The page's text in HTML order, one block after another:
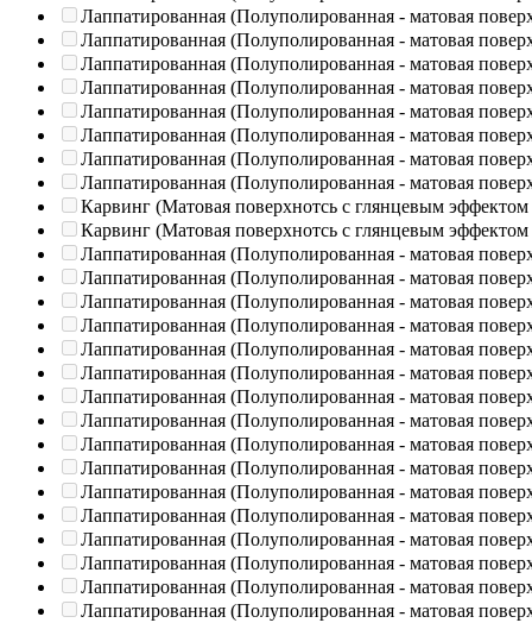
Лаппатированная (Полуполированная - матовая
Лаппатированная (Полуполированная - матовая
Лаппатированная (Полуполированная - матовая
Лаппатированная (Полуполированная - матовая
Лаппатированная (Полуполированная - матовая
Лаппатированная (Полуполированная - матовая
Лаппатированная (Полуполированная - матовая
Лаппатированная (Полуполированная - матовая
Карвинг (Матовая поверхнотсь с глянцевым эффектом
Карвинг (Матовая поверхнотсь с глянцевым эффектом
Лаппатированная (Полуполированная - матовая
Лаппатированная (Полуполированная - матовая
Лаппатированная (Полуполированная - матовая
Лаппатированная (Полуполированная - матовая
Лаппатированная (Полуполированная - матовая
Лаппатированная (Полуполированная - матовая
Лаппатированная (Полуполированная - матовая
Лаппатированная (Полуполированная - матовая
Лаппатированная (Полуполированная - матовая
Лаппатированная (Полуполированная - матовая
Лаппатированная (Полуполированная - матовая
Лаппатированная (Полуполированная - матовая
Лаппатированная (Полуполированная - матовая
Лаппатированная (Полуполированная - матовая
Лаппатированная (Полуполированная - матовая
Лаппатированная (Полуполированная - матовая